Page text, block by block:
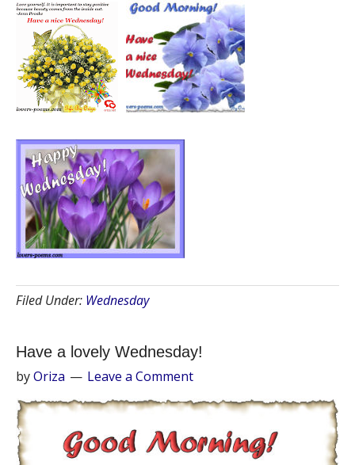
Filed Under: Wednesday
Have a lovely Wednesday!
byOriza Leave a Comment